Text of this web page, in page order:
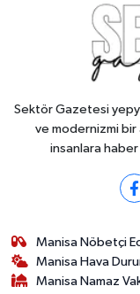
Sektör Gazetesi
ve modernizmi bir
insanlara
Manisa Nöbetçi
Manisa Hava
Manisa Namaz